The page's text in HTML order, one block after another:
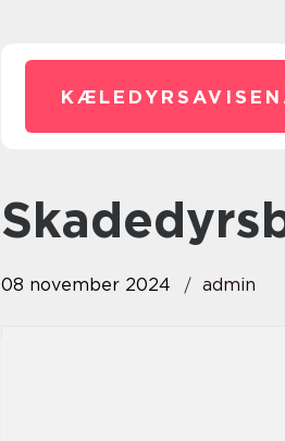
08 november 2024 admin